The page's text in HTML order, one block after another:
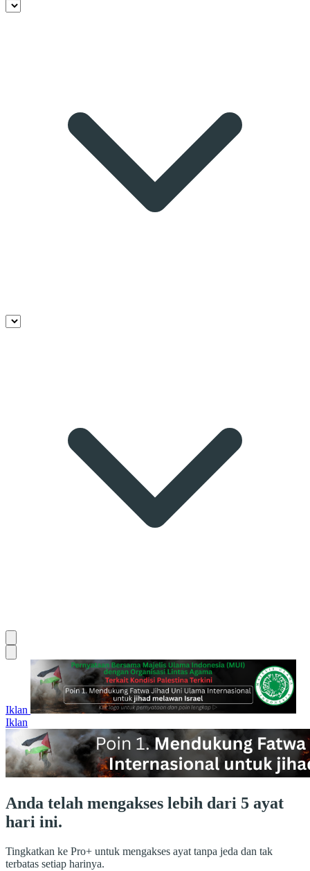
Iklan
Iklan
Anda telah mengakses lebih dari 5 ayat
hari ini.
Tingkatkan ke Pro+ untuk mengakses ayat tanpa jeda dan tak
terbatas setiap harinya.